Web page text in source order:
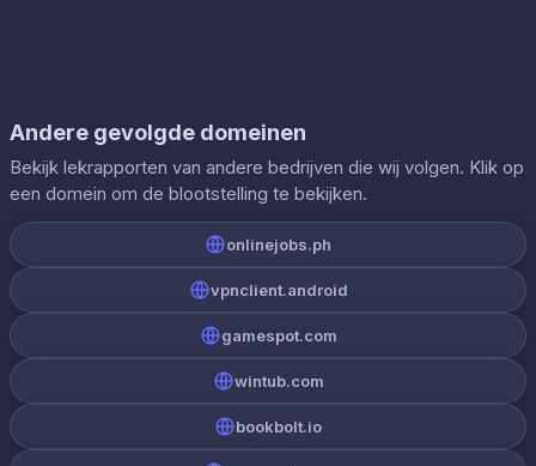
Andere gevolgde domeinen
Bekijk lekrapporten van andere bedrijven die wij volgen. Klik op
een domein om de blootstelling te bekijken.
onlinejobs.ph
vpnclient.android
gamespot.com
wintub.com
bookbolt.io